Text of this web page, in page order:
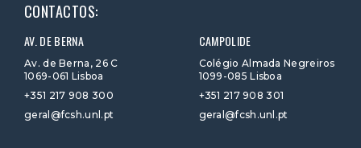
CONTACTOS:
AV. DE BERNA
Av. de Berna, 26 C
1069-061 Lisboa
+351 217 908 300
geral@fcsh.unl.pt
CAMPOLIDE
Colégio Almada Negreiros
1099-085 Lisboa
+351 217 908 301
geral@fcsh.unl.pt